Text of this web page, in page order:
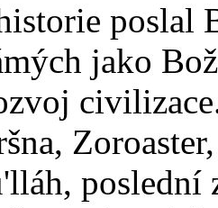
poslal
jako